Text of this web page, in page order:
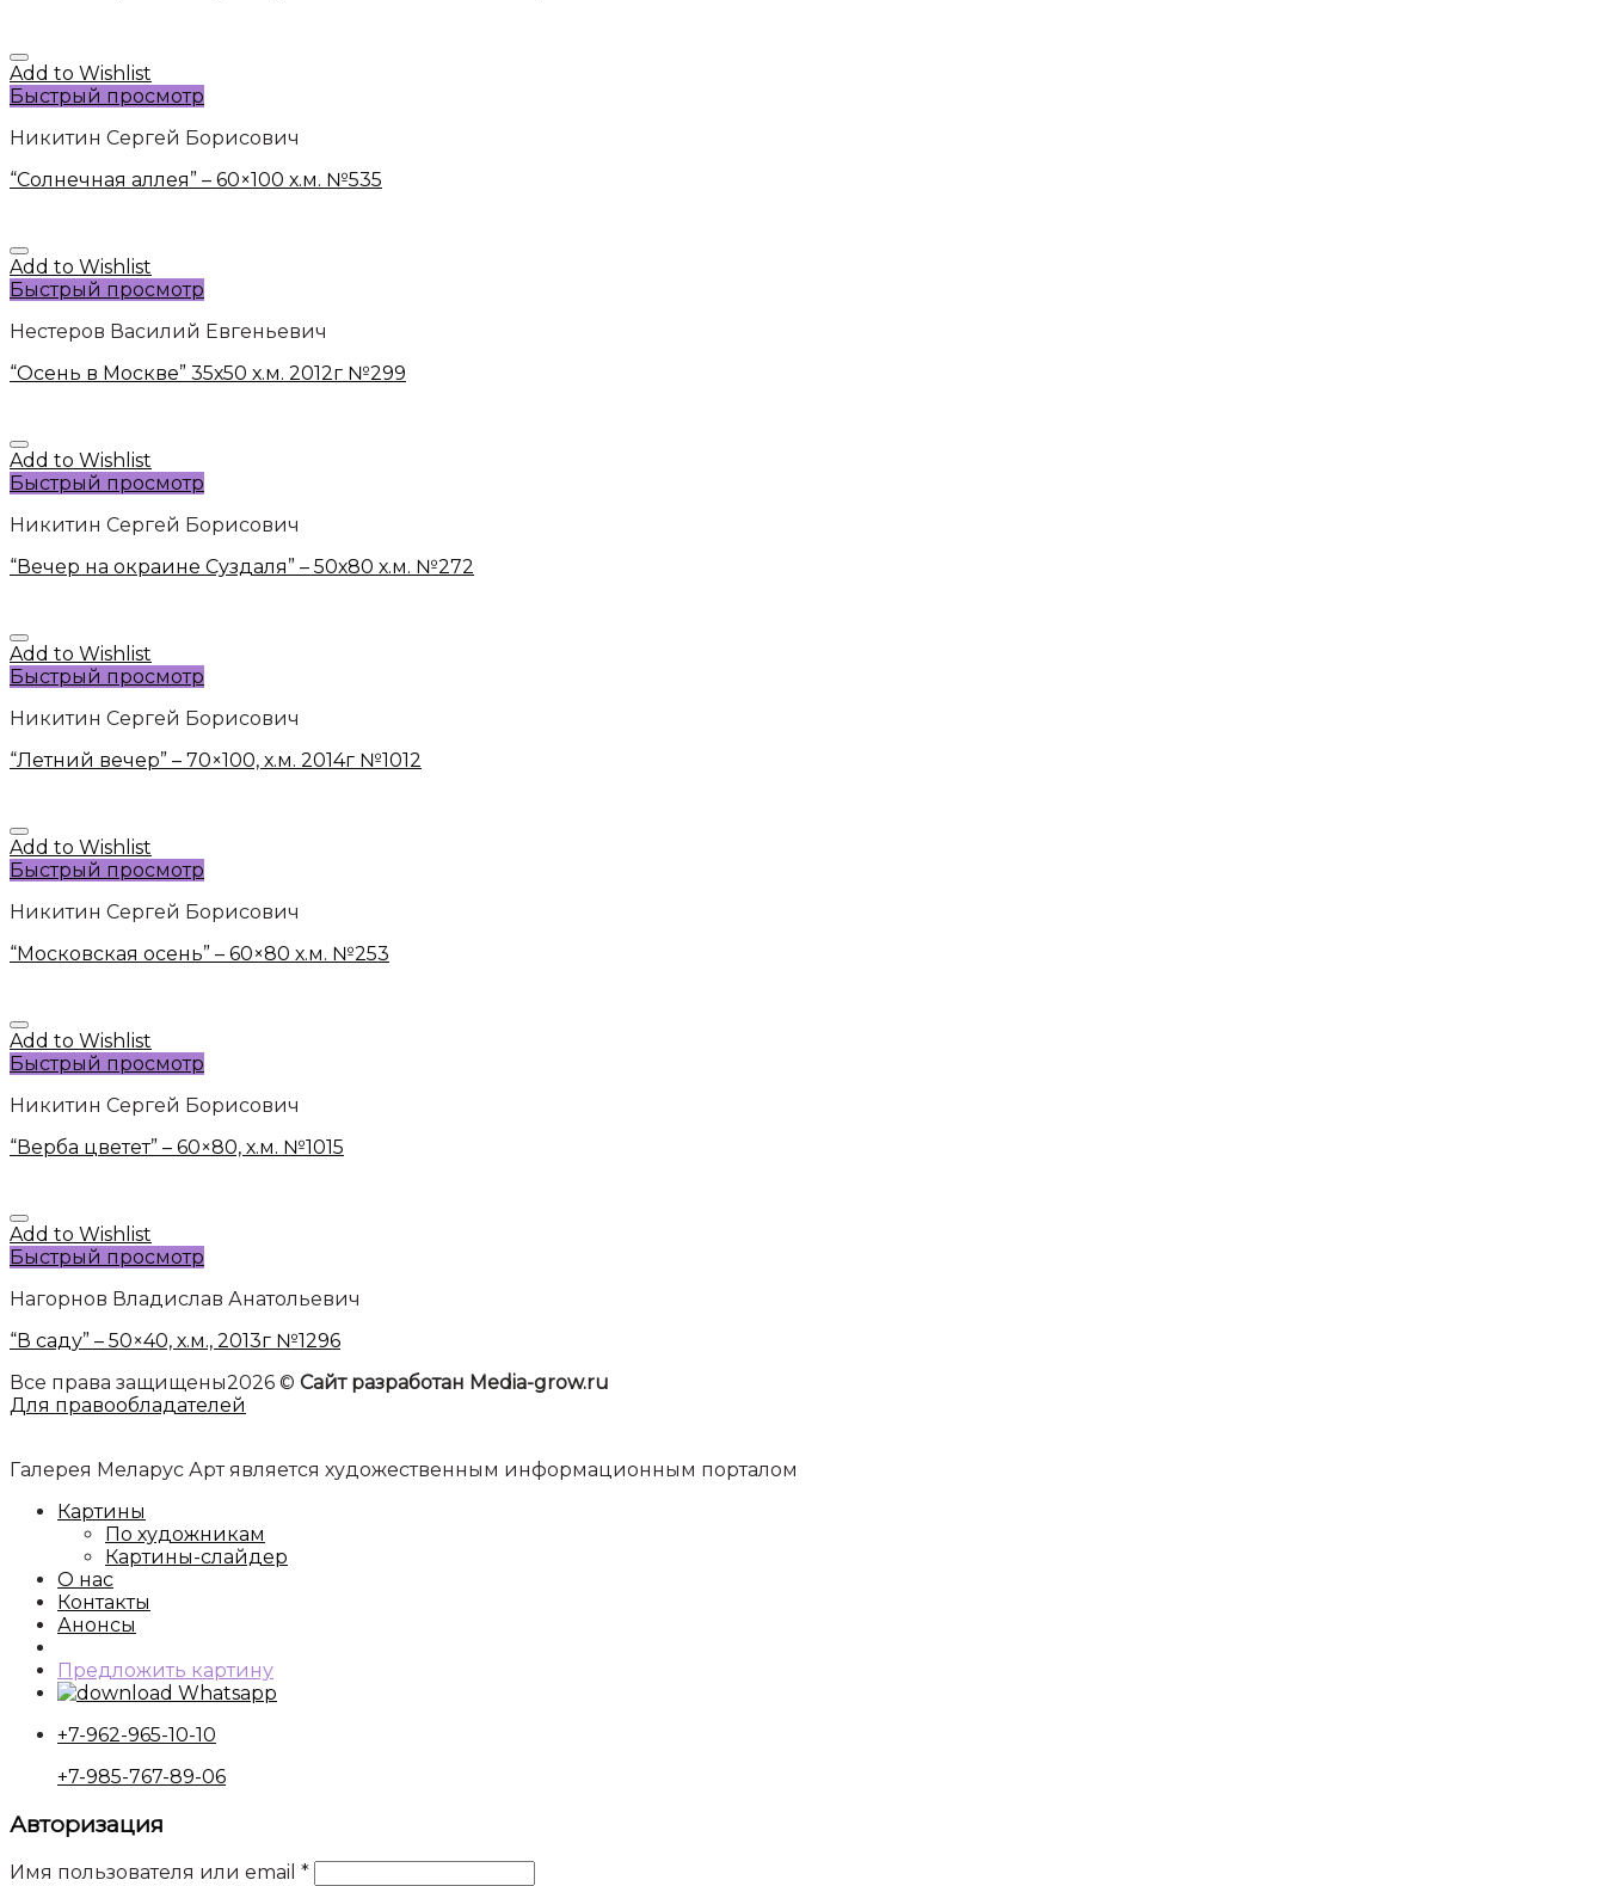
Add to Wishlist
Быстрый просмотр
Никитин Сергей Борисович
“Солнечная аллея” – 60×100 х.м. №535
Add to Wishlist
Быстрый просмотр
Нестеров Василий Евгеньевич
“Осень в Москве” 35х50 х.м. 2012г №299
Add to Wishlist
Быстрый просмотр
Никитин Сергей Борисович
“Вечер на окраине Суздаля” – 50х80 х.м. №272
Add to Wishlist
Быстрый просмотр
Никитин Сергей Борисович
“Летний вечер” – 70×100, х.м. 2014г №1012
Add to Wishlist
Быстрый просмотр
Никитин Сергей Борисович
“Московская осень” – 60×80 х.м. №253
Add to Wishlist
Быстрый просмотр
Никитин Сергей Борисович
“Верба цветет” – 60×80, х.м. №1015
Add to Wishlist
Быстрый просмотр
Нагорнов Владислав Анатольевич
“В саду” – 50×40, х.м., 2013г №1296
Все права защищены2026 © Сайт разработан Media-grow.ru
Для правообладателей
Галерея Меларус Арт является художественным информационным порталом
Картины
По художникам
Картины-слайдер
О нас
Контакты
Анонсы
Предложить картину
Whatsapp
+7-962-965-10-10
+7-985-767-89-06
Авторизация
Имя пользователя или email *